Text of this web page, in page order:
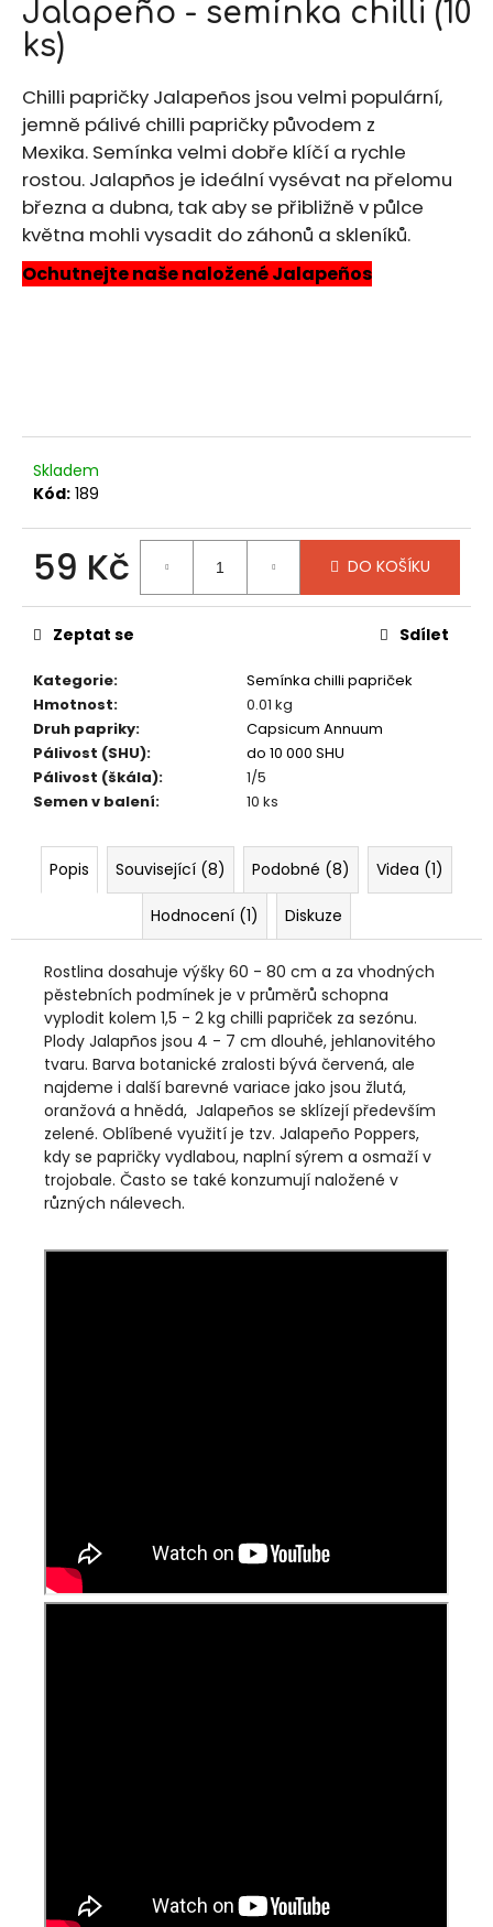
produktu
je
5,0
5
hvězdiček.
Jalapeño - semínka chilli (10
ks)
Chilli papričky Jalapeños jsou velmi populární,
jemně pálivé chilli papričky původem z
Mexika. Semínka velmi dobře klíčí a rychle
rostou. Jalapños je ideální vysévat na přelomu
března a dubna, tak aby se přibližně v půlce
května mohli vysadit do záhonů a skleníků.
Ochutnejte naše naložené Jalapeños
Skladem
Kód: 189
59 Kč DO KOŠÍKU
Kategorie:
Semínka chilli papriček
Hmotnost:
0.01 kg
Druh papriky:
Capsicum Annuum
Pálivost (SHU):
do 10 000 SHU
Pálivost (škála):
1/5
Semen v balení: 10 ks
Zeptat se Sdílet
Popis Související (8) Podobné (8) Videa (1)
Hodnocení (1) Diskuze
Rostlina dosahuje výšky 60 - 80 cm a za vhodných
pěstebních podmínek je v průměrů schopna
vyplodit kolem 1,5 - 2 kg chilli papriček za sezónu.
Plody Jalapños jsou 4 - 7 cm dlouhé, jehlanovitého
tvaru. Barva botanické zralosti bývá červená, ale
najdeme i další barevné variace jako jsou žlutá,
oranžová a hnědá, Jalapeños se sklízejí především
zelené. Oblíbené využití je tzv. Jalapeño Poppers,
kdy se papričky vydlabou, naplní sýrem a osmaží v
trojobale. Často se také konzumují naložené v
různých nálevech.
a
j
í
t
?
HLEDAT
u
č
u
ELIXÍR
ŽIVOTA
PŘÍRODNÍ
TONIKUM
100
Kč